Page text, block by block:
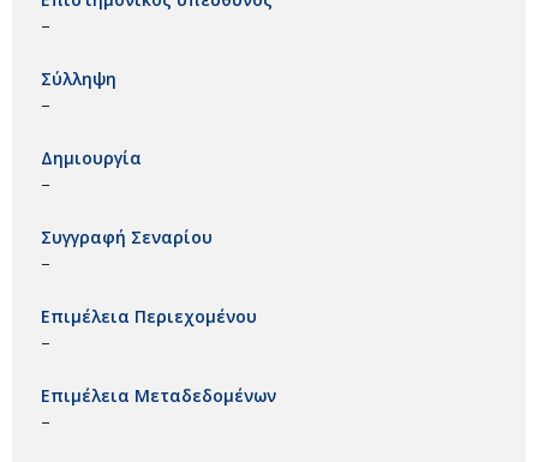
–
Σύλληψη
–
Δημιουργία
–
Συγγραφή Σεναρίου
–
Επιμέλεια Περιεχομένου
–
Επιμέλεια Μεταδεδομένων
–